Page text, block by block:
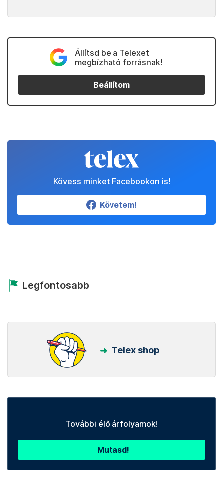
Állítsd be a Telexet
megbízható forrásnak!
Beállítom
Kövess minket Facebookon is!
Követem!
Legfontosabb
Telex shop
További élő árfolyamok!
Mutasd!